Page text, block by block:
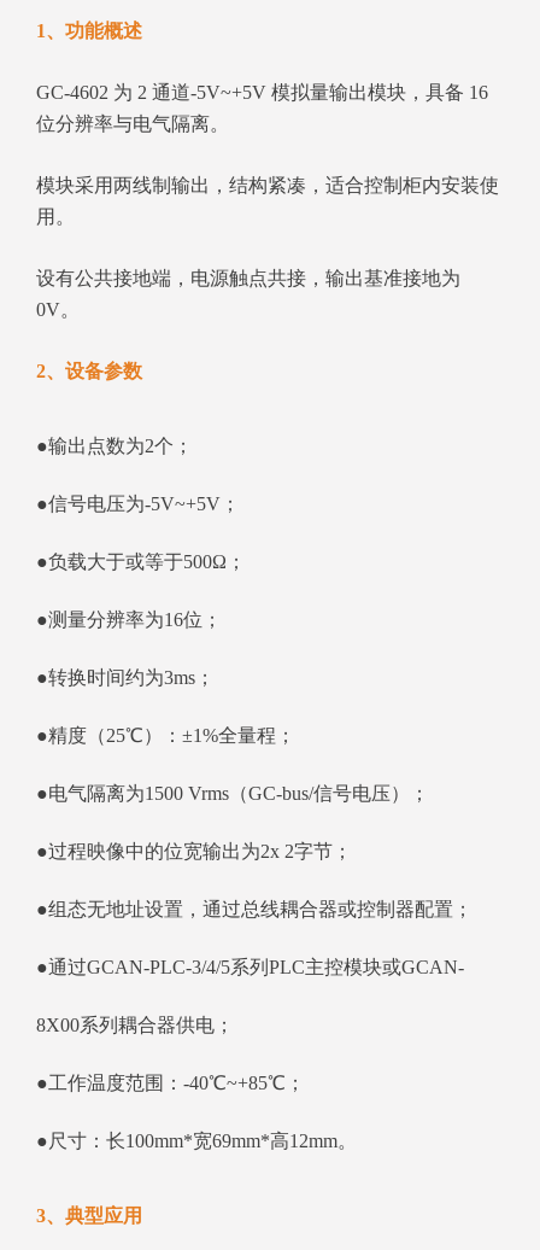
1、功能概述
GC‑4602 为 2 通道‑5V~+5V 模拟量输出模块，具备 16
位分辨率与电气隔离。
模块采用两线制输出，结构紧凑，适合控制柜内安装使
用。
设有公共接地端，电源触点共接，输出基准接地为
0V。
2、设备参数
●输出点数为2个；
●信号电压为-5V~+5V；
●负载大于或等于500Ω；
●测量分辨率为16位；
●转换时间约为3ms；
●精度（25℃）：±1%全量程；
●电气隔离为1500 Vrms（GC-bus/信号电压）；
●过程映像中的位宽输出为2x 2字节；
●组态无地址设置，通过总线耦合器或控制器配置；
●通过GCAN-PLC-3/4/5系列PLC主控模块或GCAN-
8X00系列耦合器供电；
●工作温度范围：-40℃~+85℃；
●尺寸：长100mm*宽69mm*高12mm。
3、典型应用